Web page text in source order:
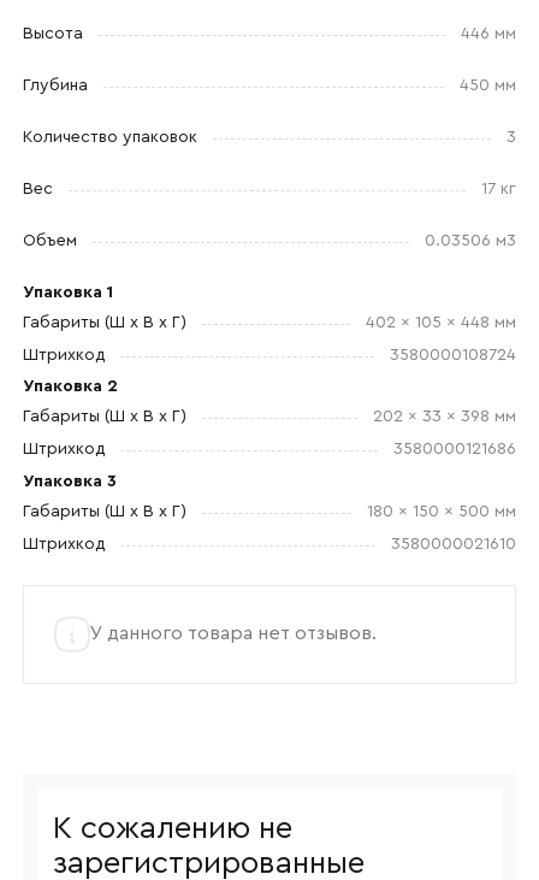
Высота 446 мм
Глубина 450 мм
Количество упаковок 3
Вес 17 кг
Объем 0.03506 м3
Упаковка 1
Габариты (Ш x В x Г)
402 x 105 x 448 мм
Штрихкод
3580000108724
Упаковка 2
Габариты (Ш x В x Г)
202 x 33 x 398 мм
Штрихкод
3580000121686
Упаковка 3
Габариты (Ш x В x Г)
180 x 150 x 500 мм
Штрихкод
3580000021610
У данного товара нет отзывов.
К сожалению не
зарегистрированные